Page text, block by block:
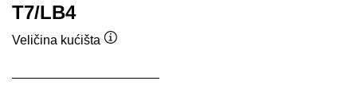
T7/LB4
Veličina kućišta